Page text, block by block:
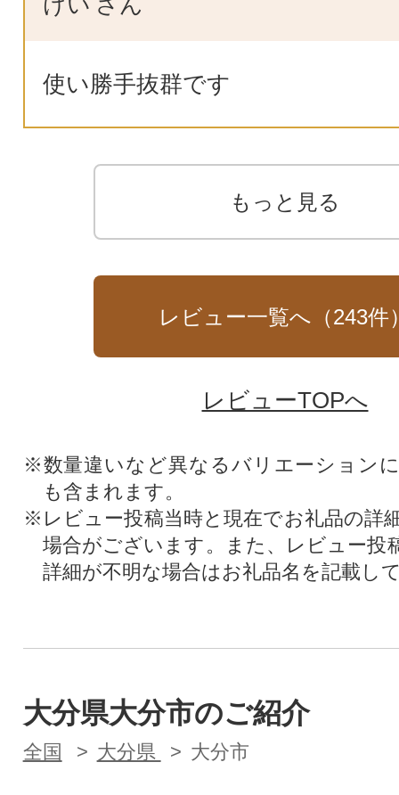
使い勝手抜群です
もっと見る
レビュー一覧へ（243件
レビューTOPへ
※数量違いなど異なるバリエーション
も含まれます。
※レビュー投稿当時と現在でお礼品の詳
場合がございます。また、レビュー投
詳細が不明な場合はお礼品名を記載し
大分県大分市のご紹介
全国 大分県 大分市